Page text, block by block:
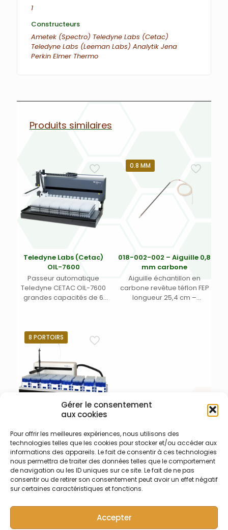
Gérer le consentement
aux cookies
Pour offrir les meilleures expériences, nous utilisons des
technologies telles que les cookies pour stocker et/ou accéder aux
informations des appareils. Le fait de consentir à ces technologies
nous permettra de traiter des données telles que le comportement
de navigation ou les ID uniques sur ce site. Le fait de ne pas
consentir ou de retirer son consentement peut avoir un effet négatif
sur certaines caractéristiques et fonctions.
Accepter
1
Constructeurs
Ametek (Spectro) Teledyne Labs (Cetac)
Teledyne Labs (Leeman Labs) Analytik Jena
Perkin ElmerThermo
Produits similaires
Teledyne Labs (Cetac)
OIL-7600
Passeur automatique
Teledyne CETAC OIL-7600
grandes capacités de 6
organiques, lubrifiants, … –
Plusieurs configurations
possibles – Garantie 2 ans.
0.8 MM
018-002-002 – Aiguille 0,8
mm carbone
Aiguille échantillon en
carbone revêtue téflon FEP
longueur 25,4 cm –
8 PORTOIRS
018-001-003 – Passeur 8
portoirs XLR-860 –
Teledyne Labs (Cetac)
Passeur d’échantillons
Teledyne CETAC ASX-560
accompagné du module
d’extension XLR-860 X-Y-Z –
1120 x 550 x 667 – 2 ports
séries – 1 port USB – 100-
240 VAC ; 47-63 Hz ; 1,9 A